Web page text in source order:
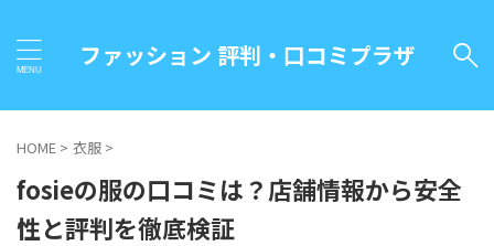
ファッション 評判・口コミプラザ
HOME > 衣服 >
fosieの服の口コミは？店舗情報から安全
性と評判を徹底検証